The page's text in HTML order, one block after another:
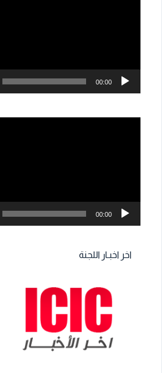
00:00
00:00
اخر اخبـار اللجنة